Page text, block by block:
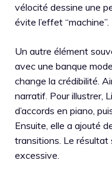
vélocité dessine une
évite l’effet “machine”.
Un autre élément
avec une banque
change la crédibilité.
narratif. Pour illustrer,
d’accords en piano,
Ensuite, elle a ajouté
transitions. Le résultat
excessive.